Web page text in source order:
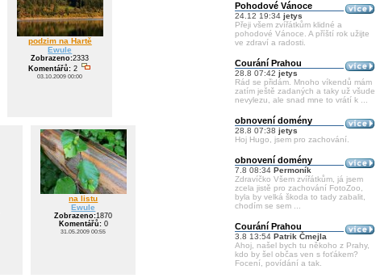
Pohodové Vánoce
24.12 19:34 jetys
Přeji všem zvířátkům klidné a
pohodové Vánoce. A příští rok užijte
ve zdraví a radosti.
Courání Prahou
28.8 07:42 jetys
Rád se přidám. Mnoho víkendů mám
zatím ještě zadaných a taky už všude
nevylezu, ale snad mne to vrátí k ...
obnovení domény
28.8 07:38 jetys
Hoj Hugo, jsem pro zachování.
obnovení domény
7.8 08:34 Permoník
Zdravíčko Všem zvířátkům, já jsem
zcela jistě pro zachování FotoZoo,
byla by velká škoda to tady zabalit,
chodím se sem ...
Courání Prahou
3.8 13:54 Patrik Čmejla
Ahoj, našel bych tu někoho z Prahy,
kdo by šel občas ven s foťákem?
Focení, povídání a tak.
podzim na Hartě
Ewule
Zobrazeno:2333
Komentářů: 2
03.10.2009 00:00
na listu
Ewule
Zobrazeno:1870
Komentářů:0
31.05.2009 00:55